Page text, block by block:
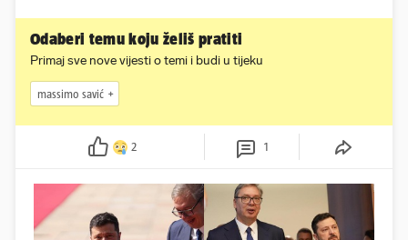
Odaberi temu koju želiš pratiti
Primaj sve nove vijesti o temi i budi u tijeku
massimo savić
2 1